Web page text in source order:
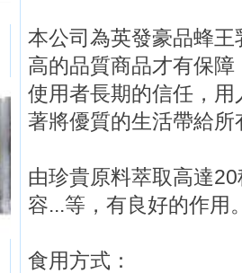
本公司為英發豪品蜂
高的品質商品才有保
使用者長期的信任，
著將優質的生活帶給
由珍貴原料萃取高達
容...等，有良好的作用
食用方式：